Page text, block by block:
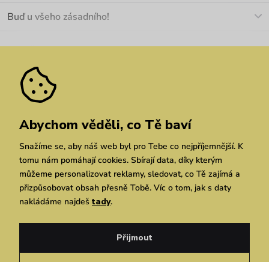
Materiály a údržba
Pozáruční opravy
Velkoobchod
We Care
Dárkové poukazy
Vuchlook
Prodejny
Praha Brno Chrudim
Buď u všeho zásadního!
Zásady ochrany osobních údajů
Simplia.cz
Zásady ochrany osobních údajů
Abychom věděli, co Tě baví
Snažíme se, aby náš web byl pro Tebe co nejpříjemnější. K
tomu nám pomáhají cookies. Sbírají data, díky kterým
můžeme personalizovat reklamy, sledovat, co Tě zajímá a
přizpůsobovat obsah přesně Tobě. Víc o tom, jak s daty
nakládáme najdeš tady.
Přijmout